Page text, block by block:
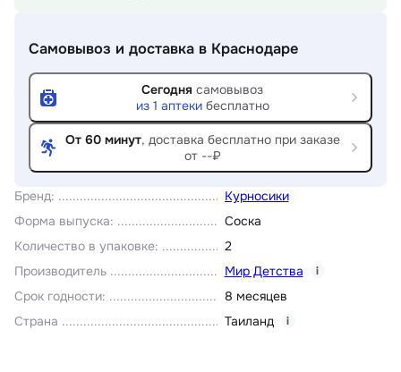
Бренд:
Курносики
Форма выпуска:
Соска
Количество в упаковке:
2
Производитель
Мир Детства i
Срок годности:
8 месяцев
Страна
Таиланд i
Самовывоз и доставка в Краснодаре
Сегодня самовывоз
из 1 аптекибесплатно
От 60 минут, доставка бесплатно при заказе
от --₽